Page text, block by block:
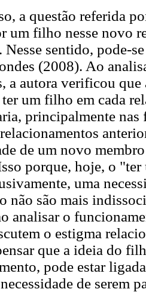
a questão referida
um filho nesse novo
Nesse sentido, pode-
(2008). Ao
a autora verificou
um filho em cada
principalmente nas
de um novo
porque, hoje, o
uma
não são mais
analisar o
o estigma
que a ideia do
pode estar
de serem